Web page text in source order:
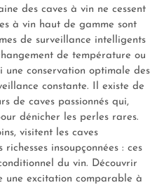
des caves à vin ne cessent
à vin haut de gamme sont
de surveillance intelligents
de température ou
une conservation optimale des
constante. Il existe de
de caves passionnés qui,
dénicher les perles rares.
visitent les caves
insoupçonnées : ces
du vin. Découvrir
une excitation comparable à